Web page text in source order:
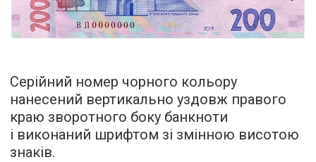
Серійний номер чорного кольору
нанесений вертикально уздовж правого
краю зворотного боку банкноти
і виконаний шрифтом зі змінною висотою
знаків.